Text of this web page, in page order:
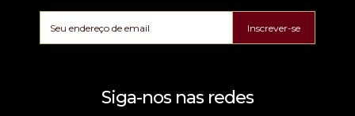
Inscrever-se
Siga-nos nas redes